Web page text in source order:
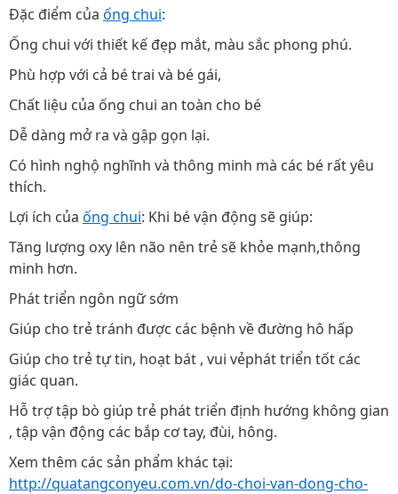
Đặc điểm của ống chui:
Ống chui với thiết kế đẹp mắt, màu sắc phong phú.
Phù hợp với cả bé trai và bé gái,
Chất liệu của ống chui an toàn cho bé
Dễ dàng mở ra và gập gọn lại.
Có hình nghộ nghĩnh và thông minh mà các bé rất yêu
thích.
Lợi ích của ống chui: Khi bé vận động sẽ giúp:
Tăng lượng oxy lên não nên trẻ sẽ khỏe mạnh,thông
minh hơn.
Phát triển ngôn ngữ sớm
Giúp cho trẻ tránh được các bệnh về đường hô hấp
Giúp cho trẻ tự tin, hoạt bát , vui vẻphát triển tốt các
giác quan.
Hỗ trợ tập bò giúp trẻ phát triển định hướng không gian
, tập vận động các bắp cơ tay, đùi, hông.
Xem thêm các sản phẩm khác tại:
http://quatangconyeu.com.vn/do-choi-van-dong-cho-